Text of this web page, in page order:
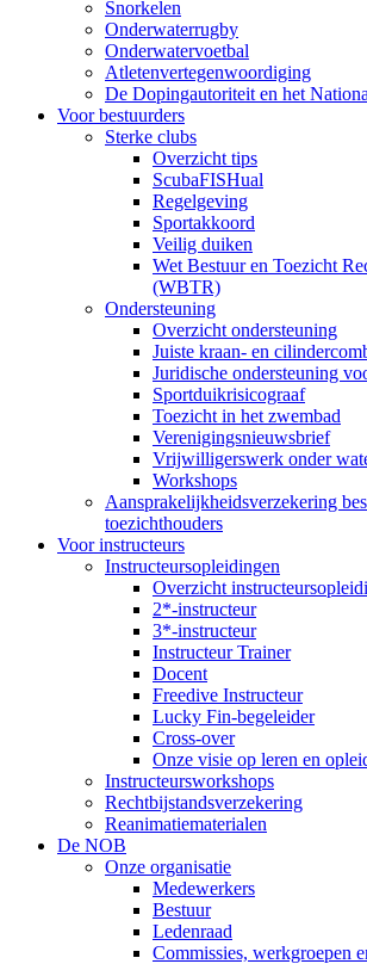
Snorkelen
Onderwaterrugby
Onderwatervoetbal
Atletenvertegenwoordiging
De Dopingautoriteit en het
Voor bestuurders
Sterke clubs
Overzicht tips
ScubaFISHual
Regelgeving
Sportakkoord
Veilig duiken
Wet Bestuur en Toezicht
(WBTR)
Ondersteuning
Overzicht ondersteuning
Juiste kraan- en
Juridische ondersteuning
Sportduikrisicograaf
Toezicht in het zwembad
Verenigingsnieuwsbrief
Vrijwilligerswerk onder
Workshops
Aansprakelijkheidsverzekering
toezichthouders
Voor instructeurs
Instructeursopleidingen
Overzicht
2*-instructeur
3*-instructeur
Instructeur Trainer
Docent
Freedive Instructeur
Lucky Fin-begeleider
Cross-over
Onze visie op leren en
Instructeursworkshops
Rechtbijstandsverzekering
Reanimatiematerialen
De NOB
Onze organisatie
Medewerkers
Bestuur
Ledenraad
Commissies, werkgroepen